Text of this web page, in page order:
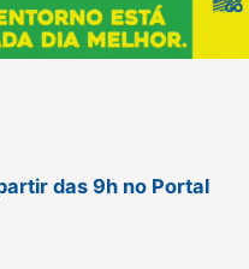
das 9h no Portal